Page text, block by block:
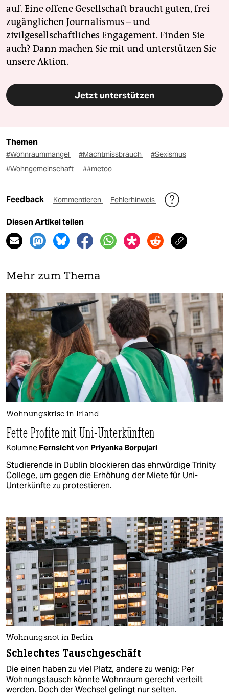
auf. Eine offene Gesellschaft braucht guten, frei
zugänglichen Journalismus – und
zivilgesellschaftliches Engagement. Finden Sie
auch? Dann machen Sie mit und unterstützen Sie
unsere Aktion.
Jetzt unterstützen
Themen
#Wohnraummangel #Machtmissbrauch
#Sexismus
#Wohngemeinschaft
##metoo
Feedback Kommentieren Fehlerhinweis
Diesen Artikel teilen
Mehr zum Thema
Wohnungskrise in Irland
Fette Profite mit Uni-Unterkünften
Kolumne Fernsichtvon Priyanka Borpujari
Studierende in Dublin blockieren das ehrwürdige Trinity
College, um gegen die Erhöhung der Miete für Uni-
Unterkünfte zu protestieren.
Wohnungsnot in Berlin
Schlechtes Tauschgeschäft
Die einen haben zu viel Platz, andere zu wenig: Per
Wohnungstausch könnte Wohnraum gerecht verteilt
werden. Doch der Wechsel gelingt nur selten.